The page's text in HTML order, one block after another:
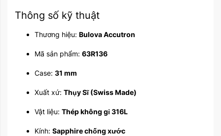
Thông số kỹ thuật
Thương hiệu: Bulova Accutron
Mã sản phẩm: 63R136
Case: 31 mm
Xuất xứ: Thụy Sĩ (Swiss Made)
Vật liệu: Thép không gỉ 316L
Kính: Sapphire chống xước